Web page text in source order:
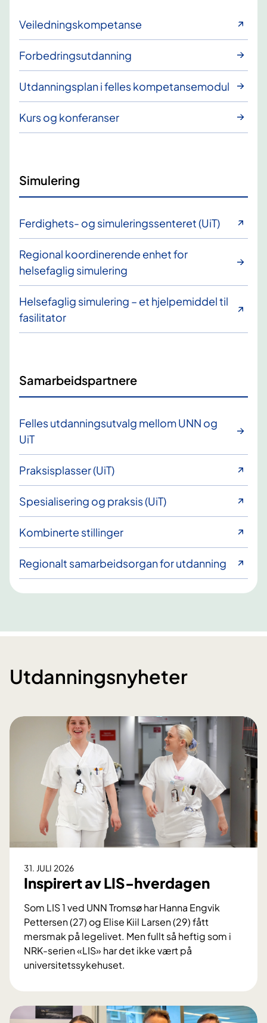
Veiledningskompetanse
Forbedringsutdanning
Utdanningsplan i felles kompetansemodul
Kurs og konferanser
Simulering
Ferdighets- og simuleringssenteret (UiT)
Regional koordinerende enhet for
helsefaglig simulering
Helsefaglig simulering – et hjelpemiddel til
fasilitator
Samarbeidspartnere
Felles utdanningsutvalg mellom UNN og
UiT
Praksisplasser (UiT)
Spesialisering og praksis (UiT)
Kombinerte stillinger
Regionalt samarbeidsorgan for utdanning
Utdanningsnyheter
31. JULI 2026
Inspirert av LIS-hverdagen
Som LIS 1 ved UNN Tromsø har Hanna Engvik
Pettersen (27) og Elise Kiil Larsen (29) fått
mersmak på legelivet. Men fullt så heftig som i
NRK-serien «LIS» har det ikke vært på
universitetssykehuset.
n
s